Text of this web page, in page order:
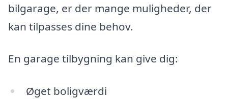
bilgarage, er der mange muligheder, der
kan tilpasses dine behov.
En garage tilbygning kan give dig:
Øget boligværdi